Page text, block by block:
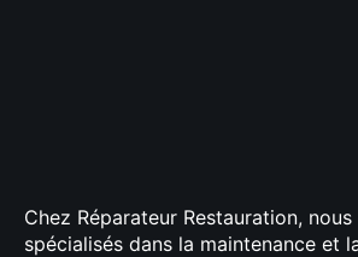
Chez Réparateur Restauration,
spécialisés dans la maintenance et